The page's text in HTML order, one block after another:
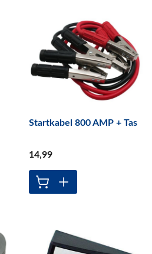
Startkabel 800 AMP + Tas
14,99